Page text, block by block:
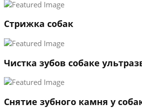
Стрижка собак
Чистка зубов собаке
Снятие зубного камня у